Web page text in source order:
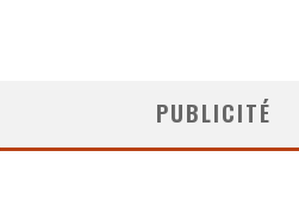
PUBLICITÉ